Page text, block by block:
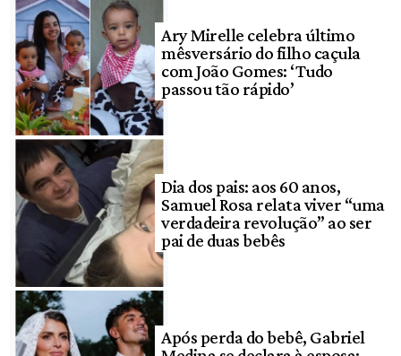
Ary Mirelle celebra último
mêsversário do filho caçula
com João Gomes: ‘Tudo
passou tão rápido’
Dia dos pais: aos 60 anos,
Samuel Rosa relata viver “uma
verdadeira revolução” ao ser
pai de duas bebês
Após perda do bebê, Gabriel